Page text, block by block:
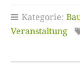
Kategorie:
Veranstaltung